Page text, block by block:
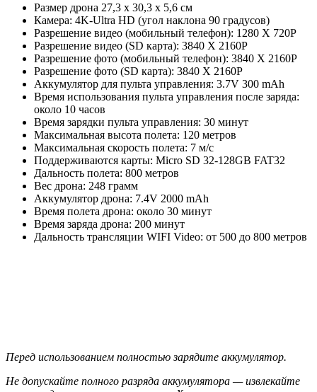
Размер дрона 27,3 x 30,3 x 5,6 см
Камера: 4K-Ultra HD (угол наклона 90 градусов)
Разрешение видео (мобильный телефон): 1280 X 720P
Разрешение видео (SD карта): 3840 X 2160P
Разрешение фото (мобильный телефон): 3840 X 2160P
Разрешение фото (SD карта): 3840 X 2160P
Аккумулятор для пульта управления: 3.7V 300 mAh
Время использования пульта управления после заряда:
около 10 часов
Время зарядки пульта управления: 30 минут
Максимальная высота полета: 120 метров
Максимальная скорость полета: 7 м/с
Поддерживаются карты: Micro SD 32-128GB FAT32
Дальность полета: 800 метров
Вес дрона: 248 грамм
Аккумулятор дрона: 7.4V 2000 mAh
Время полета дрона: около 30 минут
Время заряда дрона: 200 минут
Дальность трансляции WIFI Video: от 500 до 800 метров
Перед использованием полностью зарядите аккумулятор.
Не допускайте полного разряда аккумулятора — извлекайте